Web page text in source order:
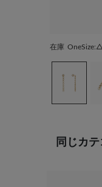
在庫 OneSize:△
同じカ